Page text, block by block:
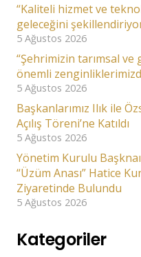
“Kaliteli hizmet ve
geleceğini
5 Ağustos 2026
“Şehrimizin tarımsal
önemli
5 Ağustos 2026
Başkanlarımız Ilık ile
Açılış Töreni’ne Katıldı
5 Ağustos 2026
Yönetim Kurulu
“Üzüm Anası” Hatice
Ziyaretinde Bulundu
5 Ağustos 2026
Kategoriler